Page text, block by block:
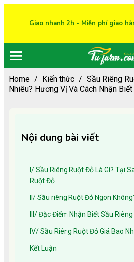
Giao nhanh 2h - Miễn phí giao
Home / Kiến thức / Sầu Riêng
Nhiêu? Hương Vị Và Cách Nhận Biết
Nội dung bài viết
I/ Sầu Riêng Ruột Đỏ Là Gì? Tại
Ruột Đỏ
II/ Sầu riêng Ruột Đỏ Ngon
III/ Đặc Điểm Nhận Biết Sầu
IV/ Sầu Riêng Ruột Đỏ Giá Bao
Kết Luận